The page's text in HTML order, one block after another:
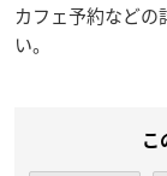
カフェ予約などの
い。
こ